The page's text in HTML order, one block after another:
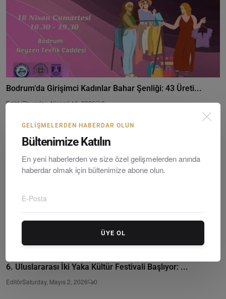
Bodrum’da Girişimci Kadınlar Bahar Şenliği: 43 Üreti...
EditörThursday, Nisanil 16, 2026 0
6. Uluslararası İki Yaka Kültür Festivali Başlıyor: ...
EditörSaturday, Mayıs 2, 2026 0
GELIŞMELERDEN HABERDAR OLUN
Bültenimize Katılın
En yeni haberlerden ve size özel gelişmelerden anında
haberdar olmak için bültenimize abone olun.
ÜYE OL